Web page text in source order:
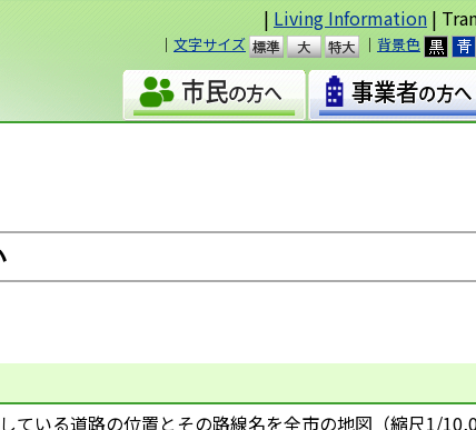
| Living Information |
｜ 文字サイズ
準
大
｜ 背景色
いる道路の位置とその路線名を全市の地図（縮尺1/